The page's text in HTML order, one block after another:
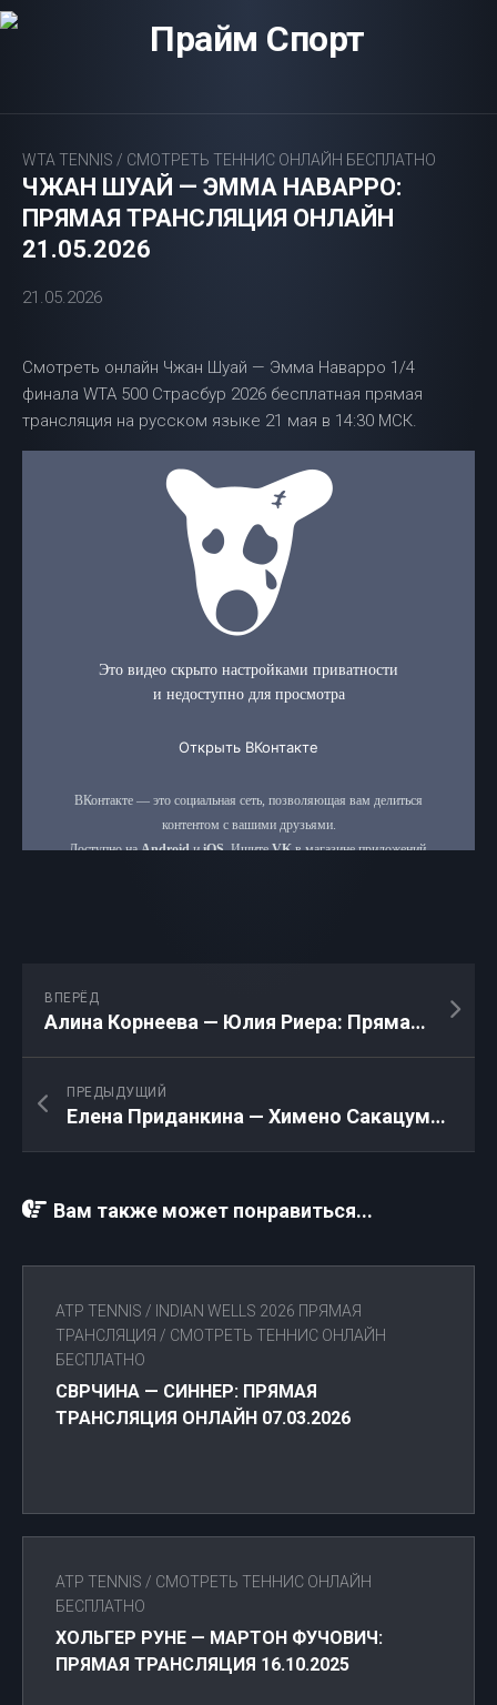
Перейти
к
WTA TENNIS / СМОТРЕТЬ ТЕННИС ОНЛАЙН БЕСПЛАТНО
ЧЖАН ШУАЙ — ЭММА НАВАРРО:
ПРЯМАЯ ТРАНСЛЯЦИЯ ОНЛАЙН
21.05.2026
21.05.2026
Смотреть онлайн Чжан Шуай — Эмма Наварро 1/4
финала WTA 500 Страсбур 2026 бесплатная прямая
трансляция на русском языке 21 мая в 14:30 МСК.
ВПЕРЁД
Алина Корнеева — Юлия Риера: Прямая трансляция 21.05.2026
ПРЕДЫДУЩИЙ
Елена Приданкина — Химено Сакацуме: Прямая трансляция 21.05.2026
Вам также может понравиться...
ATP TENNIS / INDIAN WELLS 2026 ПРЯМАЯ
ТРАНСЛЯЦИЯ / СМОТРЕТЬ ТЕННИС ОНЛАЙН
БЕСПЛАТНО
СВРЧИНА — СИННЕР: ПРЯМАЯ
ТРАНСЛЯЦИЯ ОНЛАЙН 07.03.2026
ATP TENNIS / СМОТРЕТЬ ТЕННИС ОНЛАЙН
БЕСПЛАТНО
ХОЛЬГЕР РУНЕ — МАРТОН ФУЧОВИЧ:
ПРЯМАЯ ТРАНСЛЯЦИЯ 16.10.2025